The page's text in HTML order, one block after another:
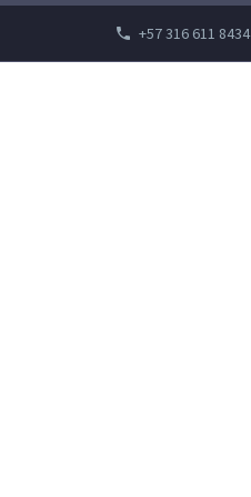
+57 316 611 8434